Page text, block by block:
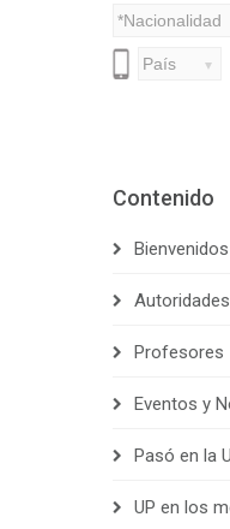
Contenido
Autoridades
Profesores
Eventos y
Pasó en la
UP en los